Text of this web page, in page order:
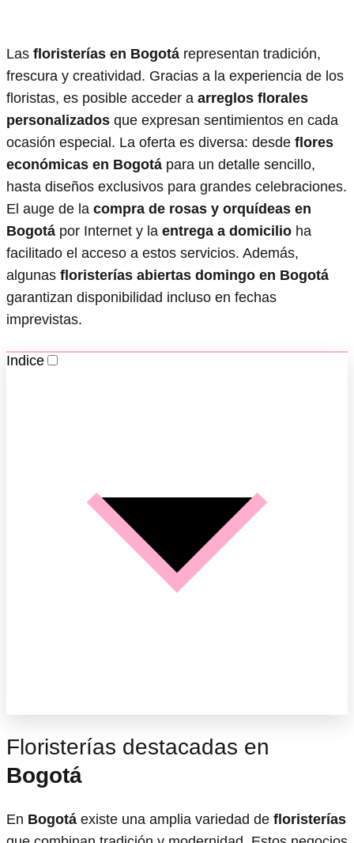
Las floristerías en Bogotá representan tradición,
frescura y creatividad. Gracias a la experiencia de los
floristas, es posible acceder a arreglos florales
personalizados que expresan sentimientos en cada
ocasión especial. La oferta es diversa: desde flores
económicas en Bogotá para un detalle sencillo,
hasta diseños exclusivos para grandes celebraciones.
El auge de la compra de rosas y orquídeas en
Bogotá por Internet y la entrega a domicilio ha
facilitado el acceso a estos servicios. Además,
algunas floristerías abiertas domingo en Bogotá
garantizan disponibilidad incluso en fechas
imprevistas.
Indice
Floristerías destacadas en
Bogotá
En Bogotá existe una amplia variedad de floristerías